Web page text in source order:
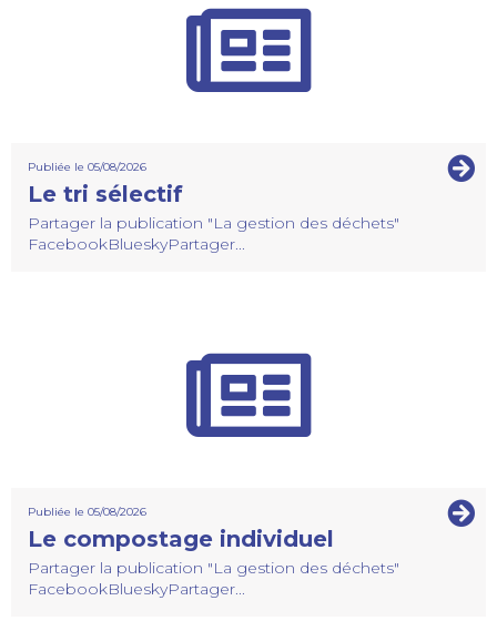
Publiée le 05/08/2026
Le tri sélectif
Partager la publication "La gestion des déchets"
FacebookBlueskyPartager...
Publiée le 05/08/2026
Le compostage individuel
Partager la publication "La gestion des déchets"
FacebookBlueskyPartager...